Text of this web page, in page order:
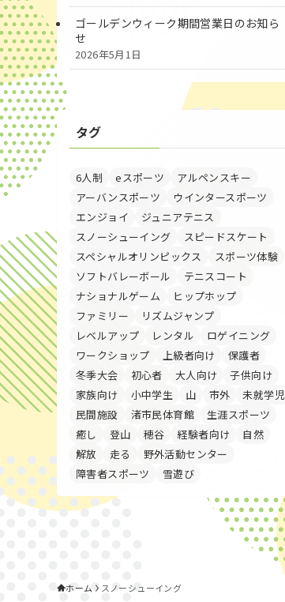
ゴールデンウィーク期間営業日のお知ら
せ
2026年5月1日
タグ
6人制 eスポーツ
アルペンスキー
アーバンスポーツ
ウインタースポーツ
エンジョイ
ジュニアテニス
スノーシューイング
スピードスケート
スペシャルオリンピックス
スポーツ体験
ソフトバレーボール
テニスコート
ナショナルゲーム
ヒップホップ
ファミリー
リズムジャンプ
レベルアップ
レンタル
ロゲイニング
ワークショップ
上級者向け
保護者
冬季大会
初心者 大人向け
子供向け
家族向け
小中学生 山 市外
未就学児
民間施設
渚市民体育館
生涯スポーツ
癒し
登山 穂谷 経験者向け
自然
解放
走る
野外活動センター
障害者スポーツ
雪遊び
ホーム スノーシューイング